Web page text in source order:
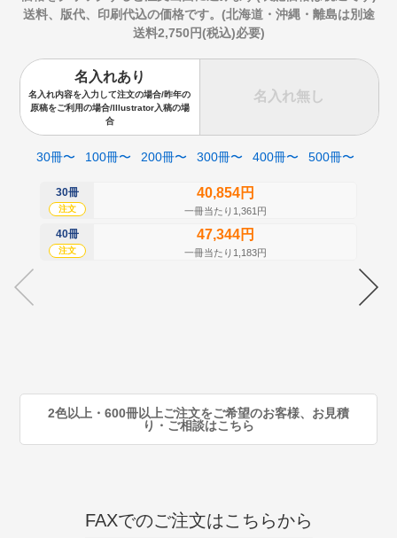
送料、版代、印刷代込の価格です。(北海道・沖縄・離島は別途
送料2,750円(税込)必要)
名入れあり
名入れ内容を入力して注文の場合/昨年の
原稿をご利用の場合/Illustrator入稿の場
合
名入れ無し
30冊〜 100冊〜 200冊〜 300冊〜 400冊〜 500冊〜
30冊
注文
40,854円
一冊当たり1,361円
40冊
注文
47,344円
一冊当たり1,183円
2色以上・600冊以上ご注文をご希望のお客様、お見積
り・ご相談はこちら
FAXでのご注文はこちらから